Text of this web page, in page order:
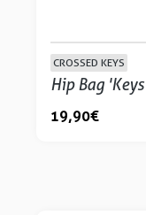
CROSSED KEYS
Hip Bag
19,90 €